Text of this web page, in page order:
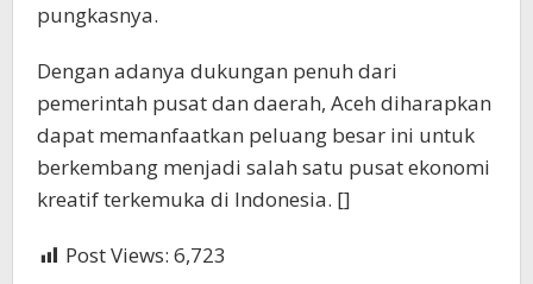
pungkasnya.
Dengan adanya dukungan penuh dari
pemerintah pusat dan daerah, Aceh diharapkan
dapat memanfaatkan peluang besar ini untuk
berkembang menjadi salah satu pusat ekonomi
kreatif terkemuka di Indonesia. []
Post Views: 6,723